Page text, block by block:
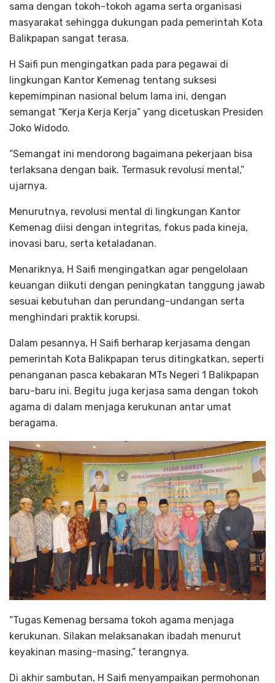
sama dengan tokoh-tokoh agama serta organisasi
masyarakat sehingga dukungan pada pemerintah Kota
Balikpapan sangat terasa.
H Saifi pun mengingatkan pada para pegawai di
lingkungan Kantor Kemenag tentang suksesi
kepemimpinan nasional belum lama ini, dengan
semangat “Kerja Kerja Kerja” yang dicetuskan Presiden
Joko Widodo.
“Semangat ini mendorong bagaimana pekerjaan bisa
terlaksana dengan baik. Termasuk revolusi mental,”
ujarnya.
Menurutnya, revolusi mental di lingkungan Kantor
Kemenag diisi dengan integritas, fokus pada kineja,
inovasi baru, serta ketaladanan.
Menariknya, H Saifi mengingatkan agar pengelolaan
keuangan diikuti dengan peningkatan tanggung jawab
sesuai kebutuhan dan perundang-undangan serta
menghindari praktik korupsi.
Dalam pesannya, H Saifi berharap kerjasama dengan
pemerintah Kota Balikpapan terus ditingkatkan, seperti
penanganan pasca kebakaran MTs Negeri 1 Balikpapan
baru-baru ini. Begitu juga kerjasa sama dengan tokoh
agama di dalam menjaga kerukunan antar umat
beragama.
“Tugas Kemenag bersama tokoh agama menjaga
kerukunan. Silakan melaksanakan ibadah menurut
keyakinan masing-masing,” terangnya.
Di akhir sambutan, H Saifi menyampaikan permohonan